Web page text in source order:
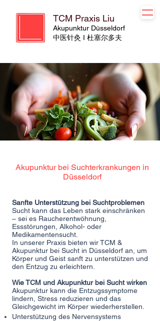
TCM Praxis Liu
Akupunktur Düsseldorf
​​中医针灸 I 杜塞尔多夫
Akupunktur bei Suchterkrankungen in
Düsseldorf
Sanfte Unterstützung bei Suchtproblemen
Sucht kann das Leben stark einschränken
– sei es Raucherentwöhnung,
Essstörungen, Alkohol- oder
Medikamentensucht.
In unserer Praxis bieten wir TCM &
Akupunktur bei Sucht in Düsseldorf an, um
Körper und Geist sanft zu unterstützen und
den Entzug zu erleichtern.
Wie TCM und Akupunktur bei Sucht wirken
Akupunktur kann die Entzugssymptome
lindern, Stress reduzieren und das
Gleichgewicht im Körper wiederherstellen.
Unterstützung des Nervensystems